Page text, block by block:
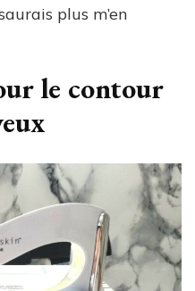
plus m’en
le contour